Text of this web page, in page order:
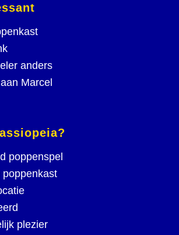
anders
Marcel
poppenspel
poppenkast
plezier